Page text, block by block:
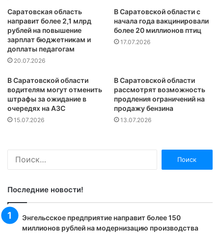
Саратовская область
направит более 2,1 млрд
рублей на повышение
зарплат бюджетникам и
доплаты педагогам
20.07.2026
В Саратовской области с
начала года вакцинировали
более 20 миллионов птиц
17.07.2026
В Саратовской области
водителям могут отменить
штрафы за ожидание в
очередях на АЗС
15.07.2026
В Саратовской области
рассмотрят возможность
продления ограничений на
продажу бензина
13.07.2026
Последние новости!
Энгельсское предприятие направит более 150
миллионов рублей на модернизацию производства